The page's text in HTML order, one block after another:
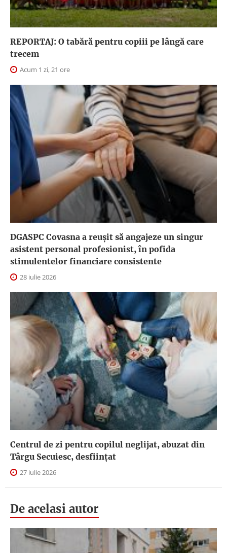
REPORTAJ: O tabără pentru copiii pe lângă care
trecem
Acum 1 zi, 21 ore
DGASPC Covasna a reuşit să angajeze un singur
asistent personal profesionist, în pofida
stimulentelor financiare consistente
28 iulie 2026
Centrul de zi pentru copilul neglijat, abuzat din
Târgu Secuiesc, desfiinţat
27 iulie 2026
De acelasi autor